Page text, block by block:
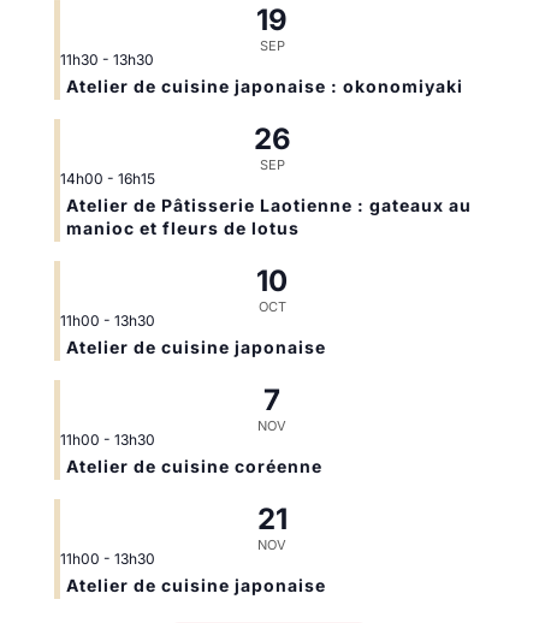
19
SEP
11h30 - 13h30
Atelier de cuisine japonaise : okonomiyaki
26
SEP
14h00 - 16h15
Atelier de Pâtisserie Laotienne : gateaux au
manioc et fleurs de lotus
10
OCT
11h00 - 13h30
Atelier de cuisine japonaise
7
NOV
11h00 - 13h30
Atelier de cuisine coréenne
21
NOV
11h00 - 13h30
Atelier de cuisine japonaise